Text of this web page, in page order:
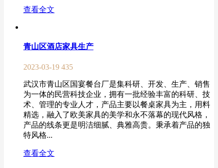
查看全文
青山区酒店家具生产
2023-03-19 435
武汉市青山区国宴餐台厂是集科研、开发、生产、销售
为一体的民营科技企业，拥有一批经验丰富的科研、技
术、管理的专业人才，产品主要以餐桌家具为主，用料
精选，融入了欧美家具的美学和永不落幕的现代风格，
产品的线条更是明洁细腻、典雅高贵。秉承着产品的独
特风格...
查看全文